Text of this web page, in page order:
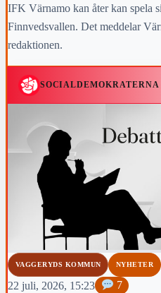
IFK Värnamo kan åter kan spela
Finnvedsvallen. Det meddelar
redaktionen.
SOCIALDEMOKRATERNA
VAGGERYDS KOMMUN NYHETER
22 juli, 2026, 15:23 7